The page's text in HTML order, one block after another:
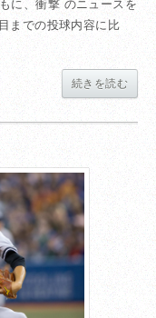
に、衝撃 のニュースを
までの投球内容に比
続きを読む